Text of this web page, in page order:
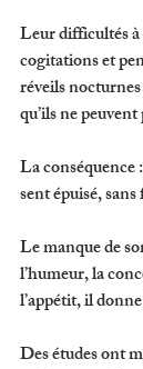
Leur difficultés
cogitations et
réveils
qu’ils ne
La conséquence
sent épuisé,
Le manque de
l’humeur, la
l’appétit, il
Des études ont